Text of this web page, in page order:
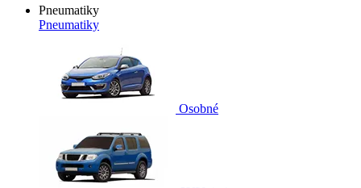
Pneumatiky
Pneumatiky
Osobné